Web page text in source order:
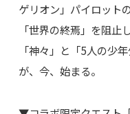
ゲリオン」パイロット
「世界の終焉」を阻
「神々」と「5人の少
が、今、始まる。